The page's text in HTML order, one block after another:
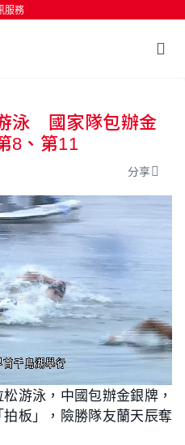
服務
開始搜尋
泳 國家隊包辦金
8、第11
分享
游泳，中國包辦金銀牌，
板」，險勝隊友蘭天辰奪